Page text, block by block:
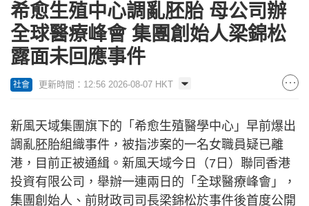
希愈生殖中心調亂胚胎 母公司辦
全球醫療峰會 集團創始人梁錦松
露面未回應事件
社會 更新時間：12:56 2026-08-07 HKT
新風天域集團旗下的「希愈生殖醫學中心」早前爆出
調亂胚胎組織事件，被指涉案的一名女職員疑已離
港，目前正被通緝。新風天域今日（7日）聯同香港
投資有限公司，舉辦一連兩日的「全球醫療峰會」，
集團創始人、前財政司司長梁錦松於事件後首度公開